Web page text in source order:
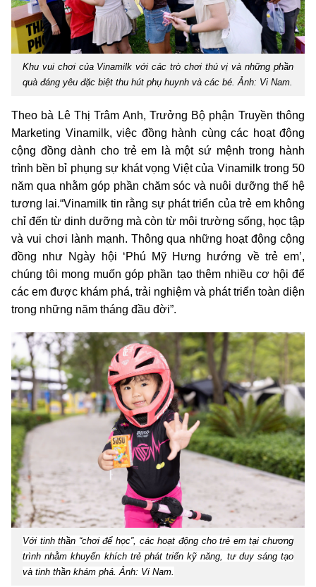
Khu vui chơi của Vinamilk với các trò chơi thú vị và những phần
quà đáng yêu đặc biệt thu hút phụ huynh và các bé. Ảnh: Vi Nam.
Theo bà Lê Thị Trâm Anh, Trưởng Bộ phận Truyền thông
Marketing Vinamilk, việc đồng hành cùng các hoạt động
cộng đồng dành cho trẻ em là một sứ mệnh trong hành
trình bền bỉ phụng sự khát vọng Việt của Vinamilk trong 50
năm qua nhằm góp phần chăm sóc và nuôi dưỡng thế hệ
tương lai.“Vinamilk tin rằng sự phát triển của trẻ em không
chỉ đến từ dinh dưỡng mà còn từ môi trường sống, học tập
và vui chơi lành mạnh. Thông qua những hoạt động cộng
đồng như Ngày hội ‘Phú Mỹ Hưng hướng về trẻ em’,
chúng tôi mong muốn góp phần tạo thêm nhiều cơ hội để
các em được khám phá, trải nghiệm và phát triển toàn diện
trong những năm tháng đầu đời”.
Với tinh thần “chơi để học”, các hoạt động cho trẻ em tại chương
trình nhằm khuyến khích trẻ phát triển kỹ năng, tư duy sáng tạo
và tinh thần khám phá. Ảnh: Vi Nam.